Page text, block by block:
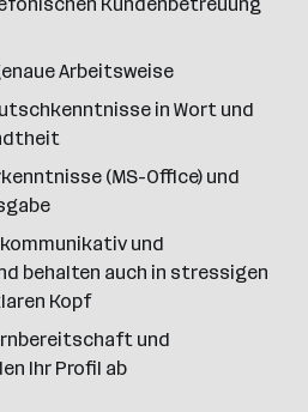
Arbeitsweise
in Wort und
(MS-Office) und
und
behalten auch in stressigen
Kopf
und
Ihr Profil ab